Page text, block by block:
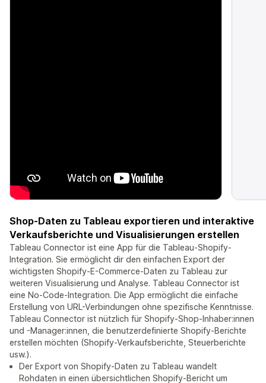
Shop-Daten zu Tableau exportieren und interaktive
Verkaufsberichte und Visualisierungen erstellen
Tableau Connector ist eine App für die Tableau-Shopify-
Integration. Sie ermöglicht dir den einfachen Export der
wichtigsten Shopify-E-Commerce-Daten zu Tableau zur
weiteren Visualisierung und Analyse. Tableau Connector ist
eine No-Code-Integration. Die App ermöglicht die einfache
Erstellung von URL-Verbindungen ohne spezifische Kenntnisse.
Tableau Connector ist nützlich für Shopify-Shop-Inhaber:innen
und -Manager:innen, die benutzerdefinierte Shopify-Berichte
erstellen möchten (Shopify-Verkaufsberichte, Steuerberichte
usw.).
Der Export von Shopify-Daten zu Tableau wandelt
Rohdaten in einen übersichtlichen Shopify-Bericht um